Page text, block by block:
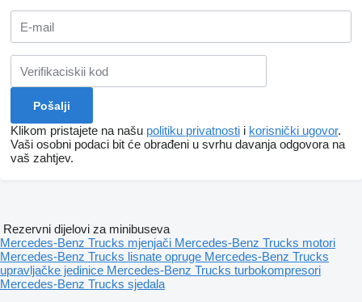
Klikom pristajete na našu politiku privatnosti i korisnički ugovor.
Vaši osobni podaci bit će obrađeni u svrhu davanja odgovora na
vaš zahtjev.
Rezervni dijelovi za minibuseva
Mercedes-Benz Trucks mjenjači Mercedes-Benz Trucks motori
Mercedes-Benz Trucks lisnate opruge Mercedes-Benz Trucks
upravljačke jedinice Mercedes-Benz Trucks turbokompresori
Mercedes-Benz Trucks sjedala